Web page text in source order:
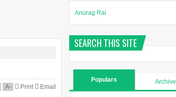
A- Print Email
Anurag Rai
SEARCH THIS SITE
Populars Archive